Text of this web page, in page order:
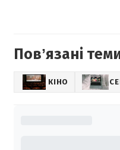
Повʼязані
КІНО